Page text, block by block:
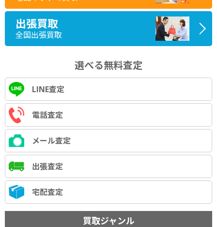
出張買取
全国出張買取
選べる無料査定
LINE査定
電話査定
メール査定
出張査定
宅配査定
買取ジャンル